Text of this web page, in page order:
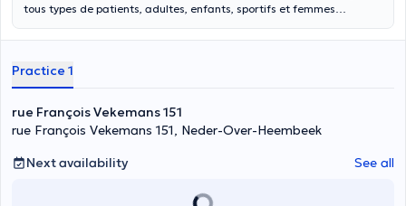
tous types de patients, adultes, enfants, sportifs et femmes
manuelles, rééducation et conseils pratiques. Mon objectif est de
cervicalgies, troubles posturaux, tensions liées à la grossesse ou au
sport), d’améliorer la mobilité et la qualité de vie. Consultations sur
rendez-vous via Docteur Anytime, Rosa ou par téléphone au 0488
63 98 00.
Practice 1
rue François Vekemans 151
rue François Vekemans 151, Neder-Over-Heembeek
Next availability
See all